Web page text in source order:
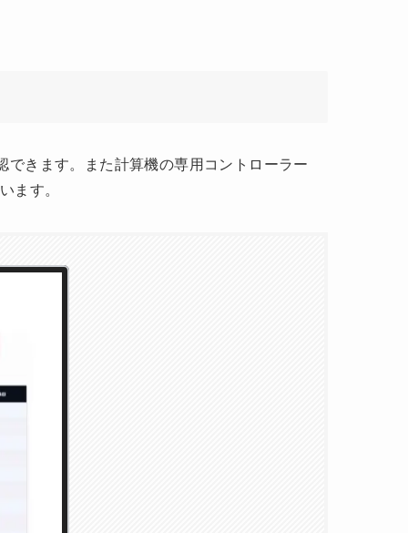
きます。また計算機の専用コントローラー
ます。